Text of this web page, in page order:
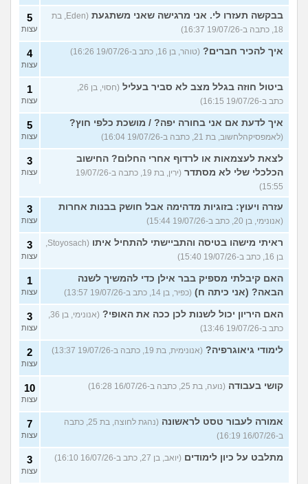
בבקשה תעזרו לי. אני מרגישה שאני משתגעת
(Eden, בת
18, כתבה ב-19/07/26 16:37)
5
עצות
איך להכיר חברים? (טוהר, בן 16, כתב ב-19/07/26 16:26) 4
עצות
ביטול חוזה בגלל מצב לא סביר בעליל
(חסוי, בן 26,
כתב ב-19/07/26 16:15)
1
עצות
איך לדעת אם אני בחורה יפה? / מושכת כלפי חוץ?
(לאמפסיקהלחשוב, בת 21, כתבה ב-19/07/26 16:04)
5
עצות
לצאת לעצמאות או לרדוף אחרי החלום? החישוב
הכלכלי שלי לא מסתדר
(ירין, בת 19, כתבה ב-19/07/26
15:55)
3
עצות
עזרה ויעוץ: בזוגיות מדהימה אבל חושק בבנות אחרות
(אנונימי, בן 20, כתב ב-19/07/26 15:44)
3
עצות
ראיתי מישהו בטיסה והתביישתי להתחיל איתו
(Stoyosach,
בן 16, כתב ב-19/07/26 15:40)
3
עצות
האם קיבלתי מספיק בבר אילן כדי להמשיך לשנה
הבאה? (אני כיתה ח) (כפיר, בן 14, כתב ב-19/07/26 13:57)
1
עצות
האם היריון יכול לשנות לכן ככה את האופי?
(אנונימי, בן 36,
כתב ב-19/07/26 13:46)
3
עצות
לימודי גיאוגרפיה? (אנונימית, בת 19, כתבה ב-19/07/26 13:37) 2
עצות
קושי בעבודה (נועה, בת 25, כתבה ב-16/07/26 16:28) 10
עצות
אמורה לעבור טסט לראשונה
(נהגת לחוצה, בת 25, כתבה
ב-16/07/26 16:19)
7
עצות
מתלבט על כיון לימודים (יואב, בן 27, כתב ב-16/07/26 16:10) 3
עצות